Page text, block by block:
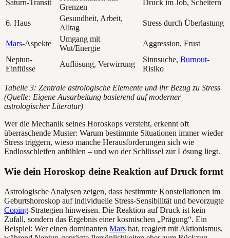
Saturn-Transit
Grenzen
Druck im Job, Scheitern
6. Haus
Gesundheit, Arbeit,
Alltag
Stress durch Überlastung
Mars-Aspekte
Umgang mit
Wut/Energie
Aggression, Frust
Neptun-
Einflüsse
Auflösung, Verwirrung
Sinnsuche, Burnout-
Risiko
Tabelle 3: Zentrale astrologische Elemente und ihr Bezug zu Stress
(Quelle: Eigene Ausarbeitung basierend auf moderner
astrologischer Literatur)
Wer die Mechanik seines Horoskops versteht, erkennt oft
überraschende Muster: Warum bestimmte Situationen immer wieder
Stress triggern, wieso manche Herausforderungen sich wie
Endlosschleifen anfühlen – und wo der Schlüssel zur Lösung liegt.
Wie dein Horoskop deine Reaktion auf Druck formt
Astrologische Analysen zeigen, dass bestimmte Konstellationen im
Geburtshoroskop auf individuelle Stress-Sensibilität und bevorzugte
Coping-Strategien hinweisen. Die Reaktion auf Druck ist kein
Zufall, sondern das Ergebnis einer kosmischen „Prägung“. Ein
Beispiel: Wer einen dominanten Mars hat, reagiert mit Aktionismus,